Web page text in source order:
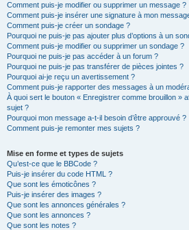
Comment puis-je modifier ou supprimer un message ?
Comment puis-je insérer une signature à mon
Comment puis-je créer un sondage ?
Pourquoi ne puis-je pas ajouter plus d’options à un
Comment puis-je modifier ou supprimer un sondage ?
Pourquoi ne puis-je pas accéder à un forum ?
Pourquoi ne puis-je pas transférer de pièces jointes ?
Pourquoi ai-je reçu un avertissement ?
Comment puis-je rapporter des messages à un
À quoi sert le bouton « Enregistrer comme brouillon »
sujet ?
Pourquoi mon message a-t-il besoin d’être approuvé ?
Comment puis-je remonter mes sujets ?
Mise en forme et types de sujets
Qu’est-ce que le BBCode ?
Puis-je insérer du code HTML ?
Que sont les émoticônes ?
Puis-je insérer des images ?
Que sont les annonces générales ?
Que sont les annonces ?
Que sont les notes ?